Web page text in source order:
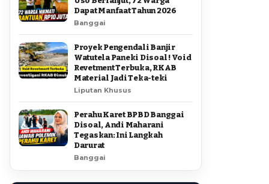
Dapat Manfaat Tahun 2026
Banggai
Proyek Pengendali Banjir
Watutela Paneki Disoal ! Void
Revetment Terbuka, RKAB
Material Jadi Teka-teki
Liputan Khusus
Perahu Karet BPBD Banggai
Disoal, Andi Maharani
Tegaskan: Ini Langkah
Darurat
Banggai